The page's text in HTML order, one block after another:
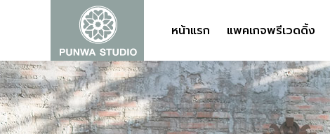
หน้าแรก แพคเกจพรีเวดดิ้ง
หน้าแรก แพคเกจพรีเวดดิ้ง